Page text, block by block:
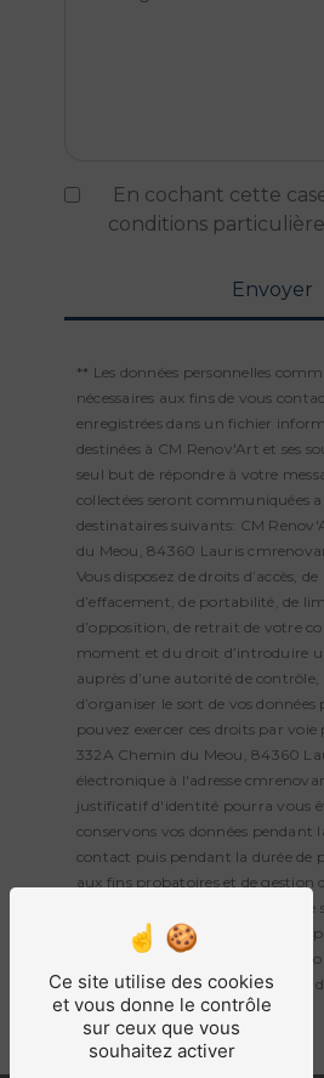
En cochant cette
conditions
Envoyer
** Les données personnelles
nécessaires aux fins de vous
enregistrées dans un fichier
destinées à CM Renov'Art et ses
seul but de répondre à votre
collectées seront communiquées
destinataires suivants: CM
du Meou, 84360 Lauris
Vous disposez de droits d’accès,
d’effacement, de portabilité, de
d’opposition, de retrait de votre
moment et du droit d’introduire
auprès d’une autorité de contrôle,
d’organiser le sort de vos
pouvez exercer ces droits par voie
332A Chemin du Meou, 84360
électronique à l'adresse
justificatif d'identité pourra vous
conservons vos données pendant
contact puis pendant la durée de
aux fins probatoires et de gestion
Vous avez le droit de vous inscrire
d'opposition au démarchage
à cette adresse:
.
pour plus d’informations sur vos
Ce site utilise des cookies
et vous donne le contrôle
sur ceux que vous
souhaitez activer